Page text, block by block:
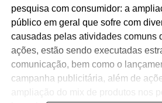
pesquisa com consumidor: a
público em geral que sofre com
causadas pelas atividades comuns
ações, estão sendo executadas
comunicação, bem como o
campanha publicitária, além de